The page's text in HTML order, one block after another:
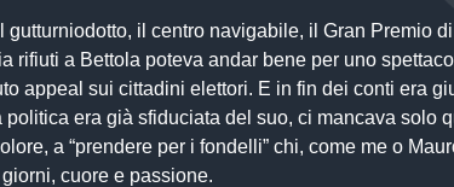
gutturniodotto, il centro navigabile, il Gran Premio
rifiuti a Bettola poteva andar bene per uno
appeal sui cittadini elettori. E in fin dei conti era
politica era già sfiduciata del suo, ci mancava solo
a “prendere per i fondelli” chi, come me o
cuore e passione.